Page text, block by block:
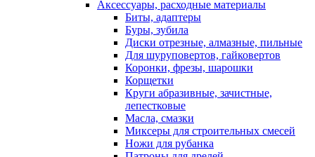
Аксессуары, расходные материалы
Биты, адаптеры
Буры, зубила
Диски отрезные, алмазные, пильные
Для шуруповертов, гайковертов
Коронки, фрезы, шарошки
Корщетки
Круги абразивные, зачистные,
лепестковые
Масла, смазки
Миксеры для строительных смесей
Ножи для рубанка